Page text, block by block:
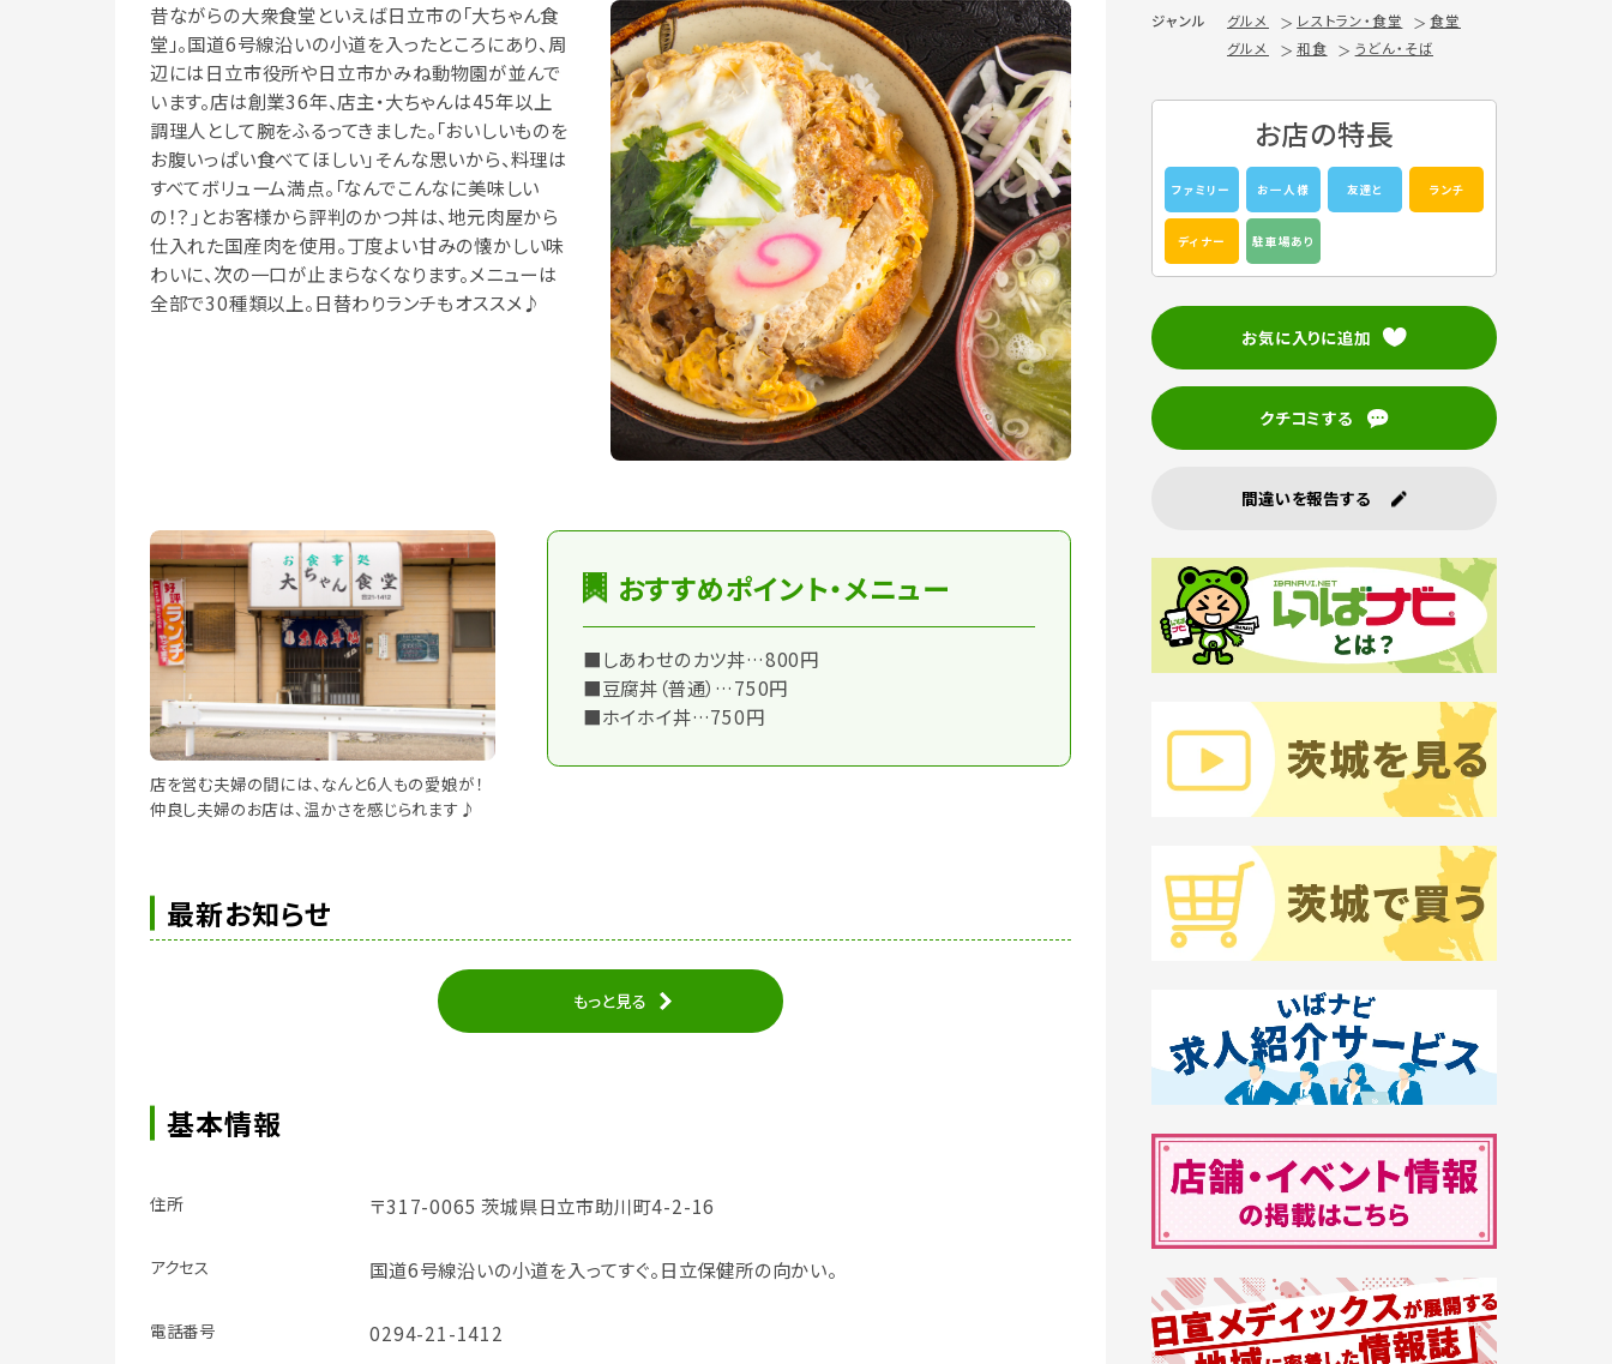
昔ながらの大衆食堂といえば日立市の「大ちゃん食
堂」。国道6号線沿いの小道を入ったところにあり、周
辺には日立市役所や日立市かみね動物園が並んで
います。店は創業36年、店主・大ちゃんは45年以上
調理人として腕をふるってきました。「おいしいものを
お腹いっぱい食べてほしい」そんな思いから、料理は
すべてボリューム満点。「なんでこんなに美味しい
の！？」とお客様から評判のかつ丼は、地元肉屋から
仕入れた国産肉を使用。丁度よい甘みの懐かしい味
わいに、次の一口が止まらなくなります。メニューは
全部で30種類以上。日替わりランチもオススメ♪
店を営む夫婦の間には、なんと6人もの愛娘が！
仲良し夫婦のお店は、温かさを感じられます♪
おすすめポイント・メニュー
■しあわせのカツ丼…800円
■豆腐丼（普通）…750円
■ホイホイ丼…750円
最新お知らせ
もっと見る
基本情報
住所 〒317-0065 茨城県日立市助川町4-2-16
アクセス 国道6号線沿いの小道を入ってすぐ。日立保健所の向かい。
電話番号 0294-21-1412
ジャンル グルメ レストラン・食堂
食堂
グルメ
和食 うどん・そば
お店の特長
ファミリー お一人様 友達と ランチ
ディナー 駐車場あり
お気に入りに追加
クチコミする
間違いを報告する